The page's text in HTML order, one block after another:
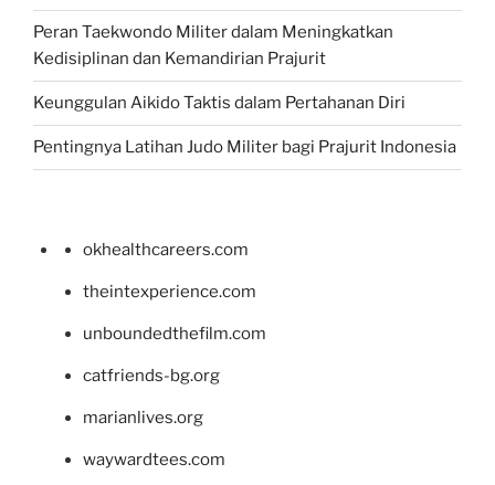
Peran Taekwondo Militer dalam Meningkatkan
Kedisiplinan dan Kemandirian Prajurit
Keunggulan Aikido Taktis dalam Pertahanan Diri
Pentingnya Latihan Judo Militer bagi Prajurit Indonesia
okhealthcareers.com
theintexperience.com
unboundedthefilm.com
catfriends-bg.org
marianlives.org
waywardtees.com